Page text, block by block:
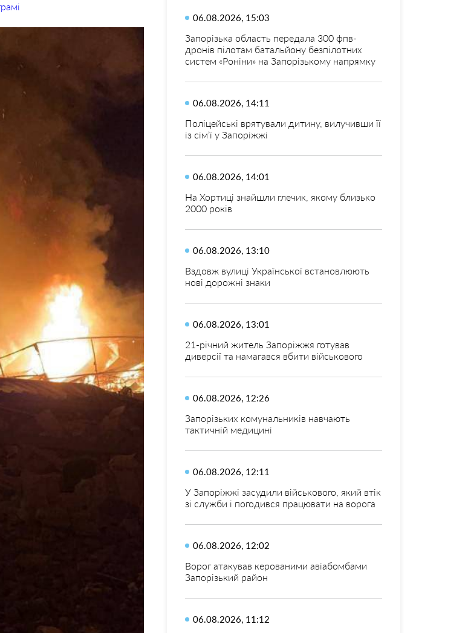
06.08.2026, 15:03
Запорізька область передала 300 фпв-
дронів пілотам батальйону безпілотних
систем «Роніни» на Запорізькому напрямку
06.08.2026, 14:11
Поліцейські врятували дитину, вилучивши її
із сім’ї у Запоріжжі
06.08.2026, 14:01
На Хортиці знайшли глечик, якому близько
2000 років
06.08.2026, 13:10
Вздовж вулиці Української встановлюють
нові дорожні знаки
06.08.2026, 13:01
21-річний житель Запоріжжя готував
диверсії та намагався вбити військового
06.08.2026, 12:26
Запорізьких комунальників навчають
тактичній медицині
06.08.2026, 12:11
У Запоріжжі засудили військового, який втік
зі служби і погодився працювати на ворога
06.08.2026, 12:02
Ворог атакував керованими авіабомбами
Запорізький район
06.08.2026, 11:12